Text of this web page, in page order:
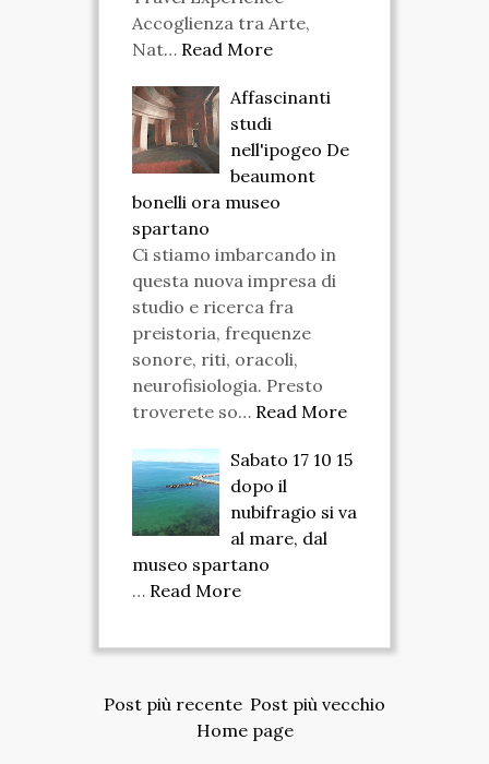
Accoglienza tra Arte,
Nat… Read More
Affascinanti
studi
nell'ipogeo De
beaumont
bonelli ora museo
spartano
Ci stiamo imbarcando in
questa nuova impresa di
studio e ricerca fra
preistoria, frequenze
sonore, riti, oracoli,
neurofisiologia. Presto
troverete so… Read More
Sabato 17 10 15
dopo il
nubifragio si va
al mare, dal
museo spartano
… Read More
Post più recente Post più vecchio
Home page